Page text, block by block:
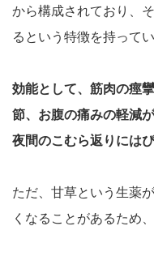
から構成されており、
るという特徴を持ってい
効能として、筋肉の痙
節、お腹の痛みの軽減
夜間のこむら返りには
ただ、甘草という生薬
くなることがあるため